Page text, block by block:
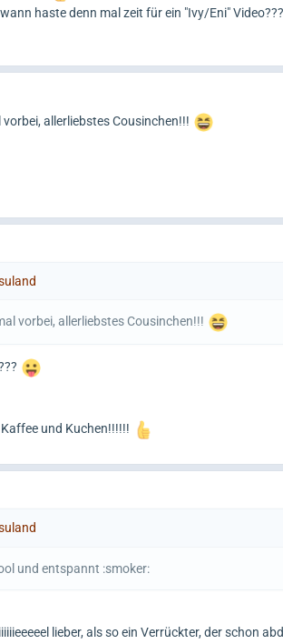
haste denn mal zeit für ein "Ivy/Eni"
allerliebstes Cousinchen!!!
vorbei, allerliebstes Cousinchen!!!
und Kuchen!!!!!!
und entspannt :smoker:
lieber, als so ein Verrückter, der schon